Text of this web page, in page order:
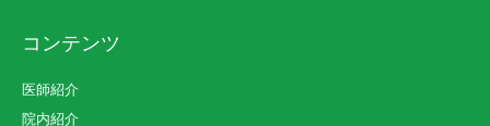
コンテンツ
医師紹介
院内紹介